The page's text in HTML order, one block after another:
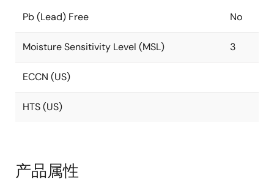
Pb (Lead) Free No
Moisture Sensitivity Level (MSL) 3
ECCN (US)
HTS (US)
产品属性